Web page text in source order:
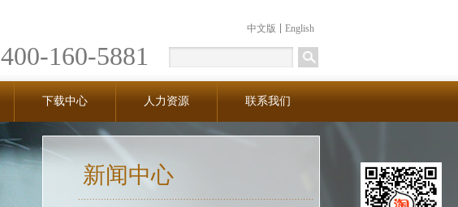
中文版 English
400-160-5881
下载中心 人力资源 联系我们
新闻中心